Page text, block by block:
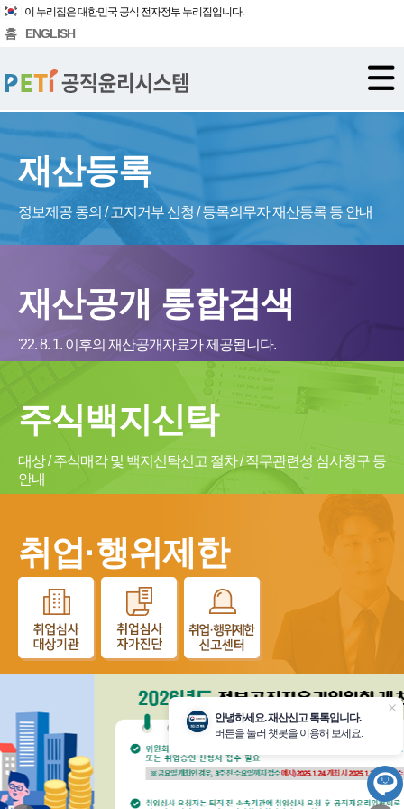
이 누리집은 대한민국 공식 전자정부 누리집입니다.
홈 ENGLISH
재산등록
정보제공 동의 / 고지거부 신청 / 등록의무자 재산등록 등 안내
재산공개 통합검색
'22. 8. 1. 이후의 재산공개자료가 제공됩니다.
주식백지신탁
대상 / 주식매각 및 백지신탁신고 절차 / 직무관련성 심사청구 등
안내
취업·행위제한
안녕하세요. 재산신고 톡톡입니다.
버튼을 눌러 챗봇을 이용해 보세요.
닫
챗